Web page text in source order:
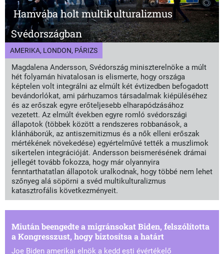
Hamvába holt multikulturalizmus
Svédországban
AMERIKA, LONDON, PÁRIZS
Magdalena Andersson, Svédország miniszterelnöke a múlt
hét folyamán hivatalosan is elismerte, hogy országa
képtelen volt integrálni az elmúlt két évtizedben befogadott
bevándorlókat, ami párhuzamos társadalmak kiépüléséhez
és az erőszak egyre erőteljesebb elharapódzásához
vezetett. Az elmúlt években egyre romló svédországi
állapotok (többek között a rendszeres robbanások, a
klánháborúk, az antiszemitizmus és a nők elleni erőszak
mértékének növekedése) egyértelművé tették a muszlimok
sikertelen integrációját. Andersson beismerésének drámai
jellegét tovább fokozza, hogy már olyannyira
fenntarthatatlan állapotok uralkodnak, hogy többé nem lehet
szőnyeg alá söpörni a svéd multikulturalizmus
katasztrofális következményeit.
Miután beengedte a migránsokat Biden, felszólította
a Kongresszust, hogy biztosítsa a határt
Joe Biden amerikai elnök a kedd esti évértékelő